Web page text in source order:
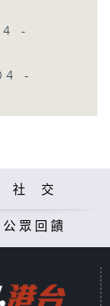
-
-
社 交
公眾回饋